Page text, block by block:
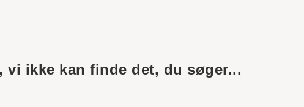
vi ikke kan finde det, du søger...